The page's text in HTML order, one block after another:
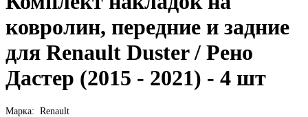
ковролин, передние и задние
для Renault Duster / Рено
Дастер (2015 - 2021) - 4 шт
Марка: Renault